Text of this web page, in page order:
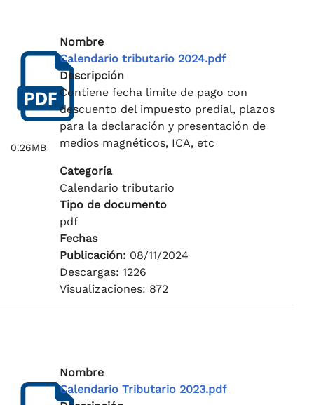
0.26MB
Nombre
Calendario tributario 2024.pdf
Descripción
Contiene fecha limite de pago con
descuento del impuesto predial, plazos
para la declaración y presentación de
medios magnéticos, ICA, etc
Categoría
Calendario tributario
Tipo de documento
pdf
Fechas
Publicación: 08/11/2024
Descargas: 1226
Visualizaciones: 872
Nombre
Calendario Tributario 2023.pdf